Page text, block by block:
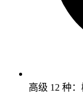
高级 12 种